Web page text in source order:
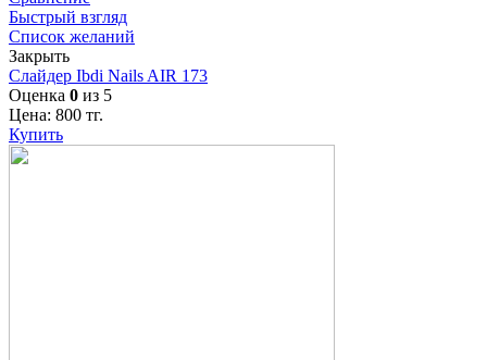
Быстрый взгляд
Список желаний
Закрыть
Слайдер Ibdi Nails AIR 173
Оценка 0 из 5
Цена: 800 тг.
Купить